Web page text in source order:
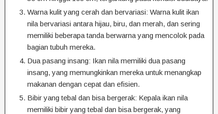
Warna kulit yang cerah dan bervariasi: Warna kulit ikan
nila bervariasi antara hijau, biru, dan merah, dan sering
memiliki beberapa tanda berwarna yang mencolok pada
bagian tubuh mereka.
Dua pasang insang: Ikan nila memiliki dua pasang
insang, yang memungkinkan mereka untuk menangkap
makanan dengan cepat dan efisien.
Bibir yang tebal dan bisa bergerak: Kepala ikan nila
memiliki bibir yang tebal dan bisa bergerak, yang